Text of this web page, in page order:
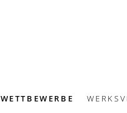
WETTBEWERBE